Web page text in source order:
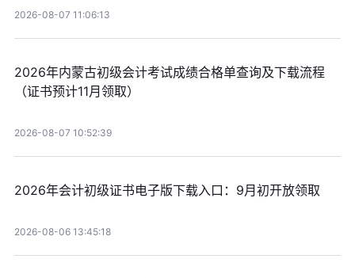
2026-08-07 11:06:13
2026年内蒙古初级会计考试成绩合格单查询及下载流程
（证书预计11月领取）
2026-08-07 10:52:39
2026年会计初级证书电子版下载入口：9月初开放领取
2026-08-06 13:45:18